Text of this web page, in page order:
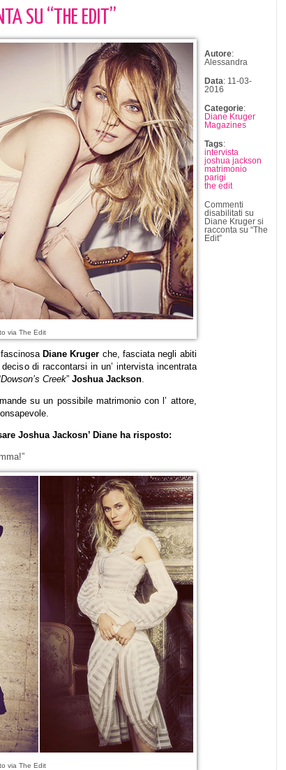
SU “THE EDIT”
via The Edit
Diane Kruger che, fasciata negli abiti
di raccontarsi in un’ intervista incentrata
Dowson’s Creek” Joshua Jackson.
su un possibile matrimonio con l’ attore,
Joshua Jackosn’ Diane ha risposto:
via The Edit
Autore:
Alessandra
Data: 11-03-
2016
Categorie:
Diane Kruger
Magazines
Tags:
intervista
joshua jackson
matrimonio
parigi
the edit
Commenti
disabilitati su
Diane Kruger si
racconta su “The
Edit”